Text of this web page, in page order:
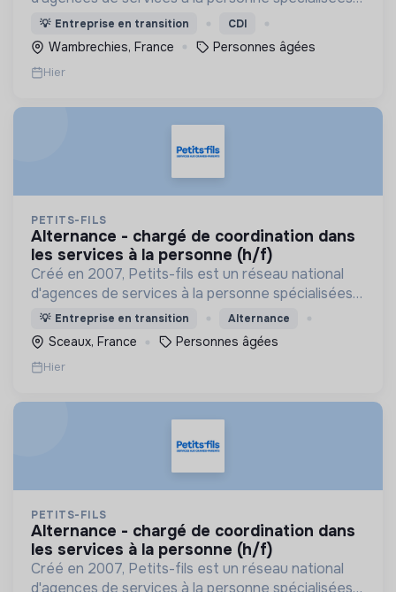
dans l'aide à domicile pour les personnes âgées.
💡 Entreprise en transition CDI
Wambrechies, France Personnes âgées
Hier
PETITS-FILS
alternance - chargé de coordination dans
les services à la personne (h/f)
Créé en 2007, Petits-fils est un réseau national
d'agences de services à la personne spécialisées
dans l'aide à domicile pour les personnes âgées.
💡 Entreprise en transition Alternance
Sceaux, France Personnes âgées
Hier
PETITS-FILS
alternance - chargé de coordination dans
les services à la personne (h/f)
Créé en 2007, Petits-fils est un réseau national
d'agences de services à la personne spécialisées